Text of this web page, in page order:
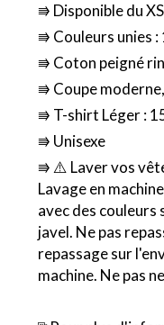
⭆ Disponible du
⭆ Couleurs unies
⭆ Coton peigné
⭆ Coupe
⭆ T-shirt Léger :
⭆ Unisexe
⭆ ⚠️ Laver vos
Lavage en
avec des couleurs
javel. Ne pas
repassage sur
machine. Ne pas